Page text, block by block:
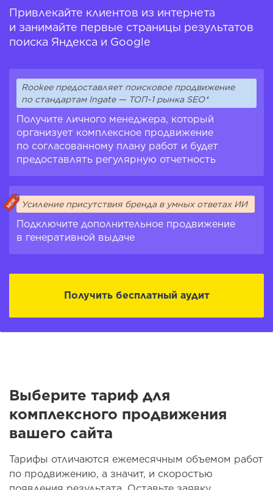
Привлекайте клиентов из интернета
и занимайте первые страницы результатов
поиска Яндекса и Google
Rookee предоставляет поисковое продвижение
по стандартам Ingate — ТОП-1 рынка SEO*
Получите личного менеджера, который
организует комплексное продвижение
по согласованному плану работ и будет
предоставлять регулярную отчетность
Усиление присутствия бренда в умных ответах ИИ
Подключите дополнительное продвижение
в генеративной выдаче
Получить бесплатный аудит
Выберите тариф для
комплексного продвижения
вашего сайта
Тарифы отличаются ежемесячным объемом работ
по продвижению, а значит, и скоростью